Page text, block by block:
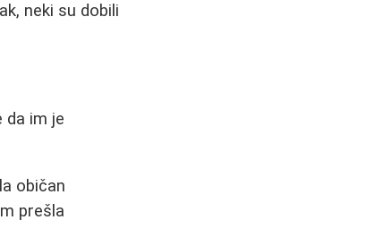
neki su dobili
da im je
običan
prešla